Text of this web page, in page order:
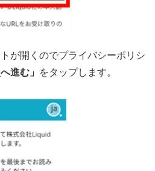
が開くのでプライバシーポリシ
進む」 をタップします。